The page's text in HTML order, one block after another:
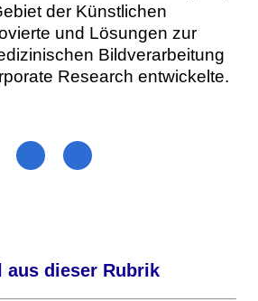
der Künstlichen
und Lösungen zur
Bildverarbeitung
Research entwickelte.
aus dieser Rubrik